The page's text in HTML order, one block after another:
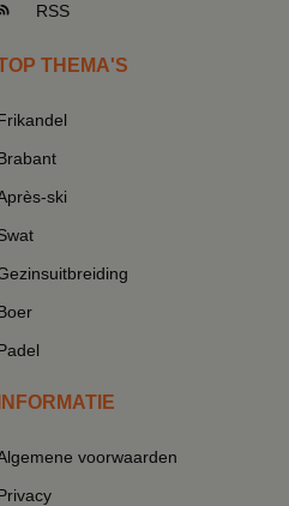
RSS
THEMA'S
ski
INFORMATIE
voorwaarden